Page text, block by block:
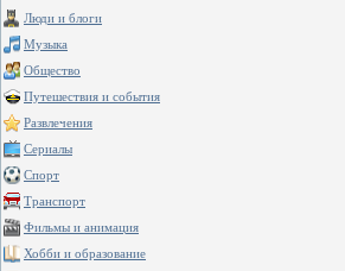
Люди и блоги
Музыка
Общество
Путешествия и события
Развлечения
Сериалы
Спорт
Транспорт
Фильмы и анимация
Хобби и образование